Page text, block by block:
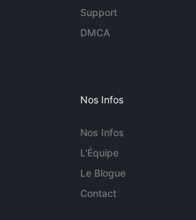
Support
DMCA
Nos Infos
Nos Infos
L'Équipe
Le Blogue
Contact